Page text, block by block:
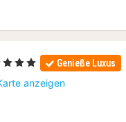
Sterne Genieße Luxus
anzeigen